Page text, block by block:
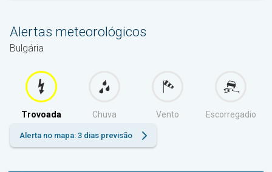
Alertas meteorológicos
Bulgária
Trovoada Chuva Vento Escorregadio
Alerta no mapa: 3 dias previsão